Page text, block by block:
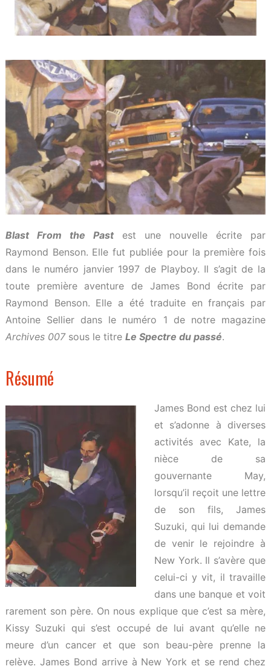
Blast From the Pastest une nouvelle écrite par
Raymond Benson. Elle fut publiée pour la première fois
dans le numéro janvier 1997 de Playboy. Il s’agit de la
toute première aventure de James Bond écrite par
Raymond Benson. Elle a été traduite en français par
Antoine Sellier dans le numéro 1 de notre magazine
Archives 007sous le titre Le Spectre du passé.
Résumé
James Bond est chez lui
et s’adonne à diverses
activités avec Kate, la
nièce de sa
gouvernante May,
lorsqu’il reçoit une lettre
de son fils, James
Suzuki, qui lui demande
de venir le rejoindre à
New York. Il s’avère que
celui-ci y vit, il travaille
dans une banque et voit
rarement son père. On nous explique que c’est sa mère,
Kissy Suzuki qui s’est occupé de lui avant qu’elle ne
meure d’un cancer et que son beau-père prenne la
relève. James Bond arrive à New York et se rend chez